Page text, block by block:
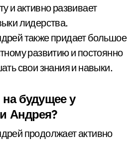
и активно развивает
лидерства.
также придает большое
развитию и постоянно
свои знания и навыки.
будущее у
Андрея?
продолжает активно